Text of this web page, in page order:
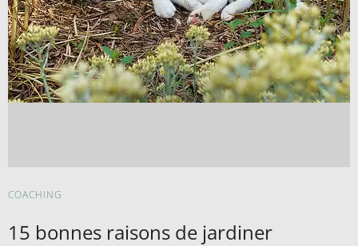
COACHING
15 bonnes raisons de jardiner